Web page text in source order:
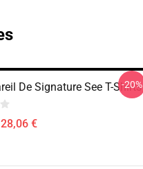
De Signature See T-Shirts
€
-20%